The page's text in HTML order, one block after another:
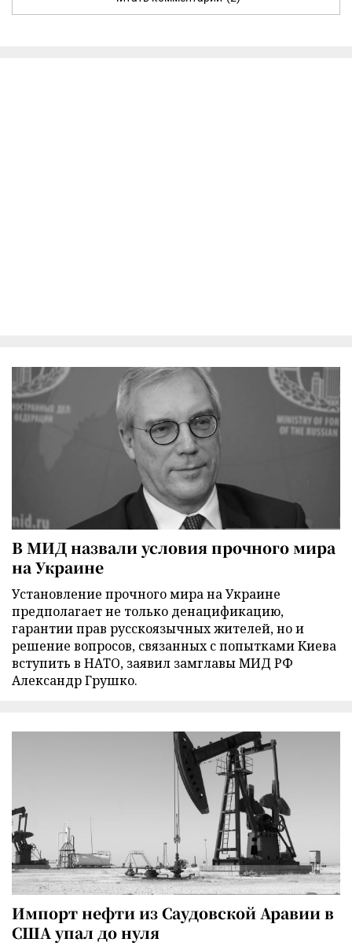
В МИД назвали условия прочного мира
на Украине
Установление прочного мира на Украине
предполагает не только денацификацию,
гарантии прав русскоязычных жителей, но и
решение вопросов, связанных с попытками Киева
вступить в НАТО, заявил замглавы МИД РФ
Александр Грушко.
Импорт нефти из Саудовской Аравии в
США упал до нуля